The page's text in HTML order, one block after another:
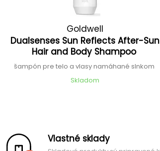
Goldwell
Dualsenses Sun Reflects After-Sun
Hair and Body Shampoo
šampón pre telo a vlasy namáhané slnkom
Skladom
Vlastné sklady